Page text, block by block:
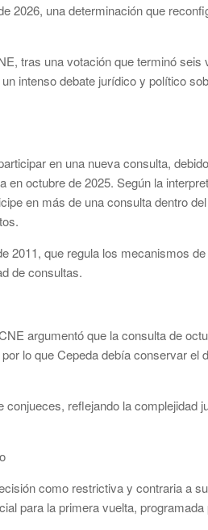
2026, una determinación que
tras una votación que terminó
intenso debate jurídico y político
en una nueva consulta,
en octubre de 2025. Según la
en más de una consulta dentro
2011, que regula los mecanismos
de consultas.
argumentó que la consulta de
lo que Cepeda debía conservar el
reflejando la complejidad
como restrictiva y contraria a
para la primera vuelta,